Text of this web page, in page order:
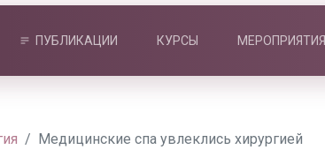
ПУБЛИКАЦИИ КУРСЫ МЕРОПРИЯТИЯ
Медицинские спа увлеклись хирургией